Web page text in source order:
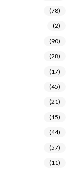
(78)
(2)
(90)
(28)
(17)
(45)
(21)
(15)
(44)
(57)
(11)